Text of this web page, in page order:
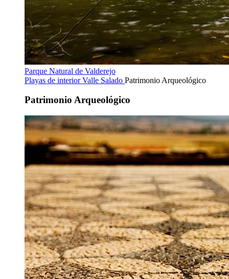
Parque Natural de Valderejo
Playas de interiorValle Salado Patrimonio Arqueológico
Patrimonio Arqueológico